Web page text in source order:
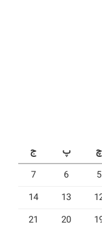
چ پ
ج
5
6
7
13
14
20
21